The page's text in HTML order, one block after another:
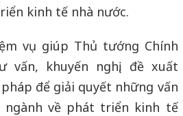
kinh tế nhà nước.
vụ giúp Thủ tướng Chính
vấn, khuyến nghị, đề xuất
để giải quyết những vấn
ngành về phát triển kinh tế